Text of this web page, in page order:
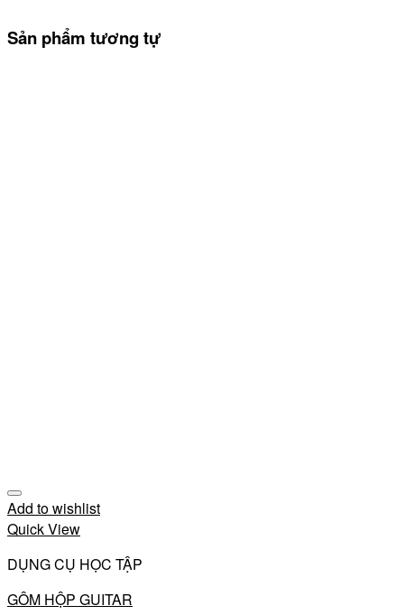
Sản phẩm tương tự
Add to wishlist
Quick View
DỤNG CỤ HỌC TẬP
GÔM HỘP GUITAR